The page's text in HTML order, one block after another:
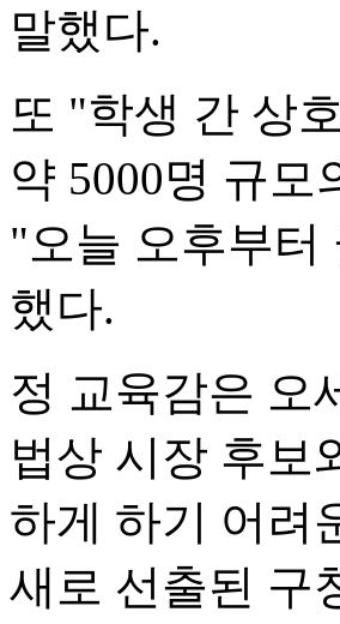
말했다.
또 "학생 간 상
약 5000명 규
"오늘 오후부터
했다.
정 교육감은 오
법상 시장 후보
하게 하기 어려
새로 선출된 구